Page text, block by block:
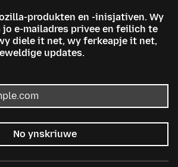
produkten en -inisjativen. Wy
jo e-mailadres privee en feilich te
diele it net, wy ferkeapje it net,
updates.
No ynskriuwe